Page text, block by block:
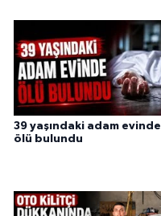
39 yaşındaki adam evinde
ölü bulundu